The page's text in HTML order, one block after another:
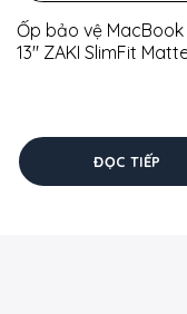
Ốp bảo vệ MacBook
13″ ZAKI SlimFit
ĐỌC TIẾP